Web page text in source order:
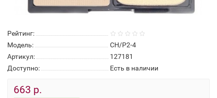
Рейтинг:
Модель:
CH/P2-4
Артикул:
127181
Доступно:
Есть в наличии
663 р.